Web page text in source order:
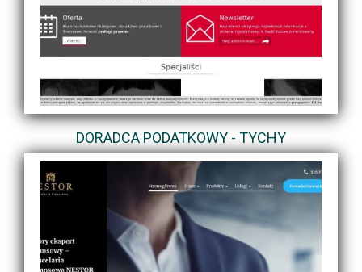
DORADCA PODATKOWY - TYCHY